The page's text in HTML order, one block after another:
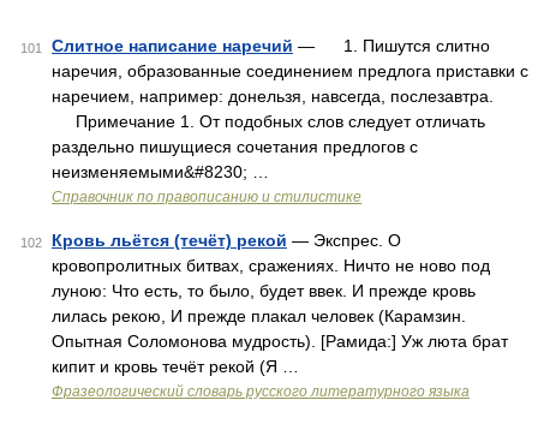
101 Слитное написание наречий — 1. Пишутся слитно
наречия, образованные соединением предлога приставки с
наречием, например: донельзя, навсегда, послезавтра.
Примечание 1. От подобных слов следует отличать
раздельно пишущиеся сочетания предлогов с
неизменяемыми&#8230; …
Справочник по правописанию и стилистике
102 Кровь льётся (течёт) рекой — Экспрес. О
кровопролитных битвах, сражениях. Ничто не ново под
луною: Что есть, то было, будет ввек. И прежде кровь
лилась рекою, И прежде плакал человек (Карамзин.
Опытная Соломонова мудрость). [Рамида:] Уж люта брат
кипит и кровь течёт рекой (Я …
Фразеологический словарь русского литературного языка